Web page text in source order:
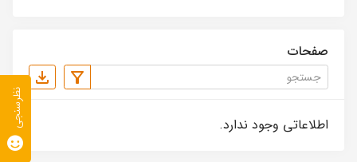
صفحات
اطلاعاتی وجود ندارد. نظرسنجی